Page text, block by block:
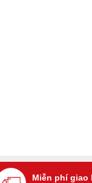
Miễn phí giao